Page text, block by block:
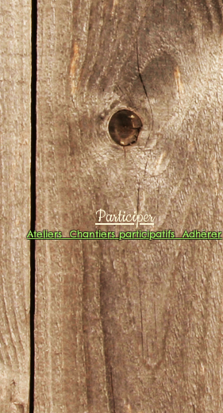
Participer
AteliersChantiers participatifsAdhérer